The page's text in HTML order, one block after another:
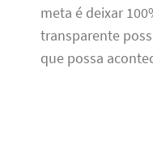
meta é deixar
transparente
que possa